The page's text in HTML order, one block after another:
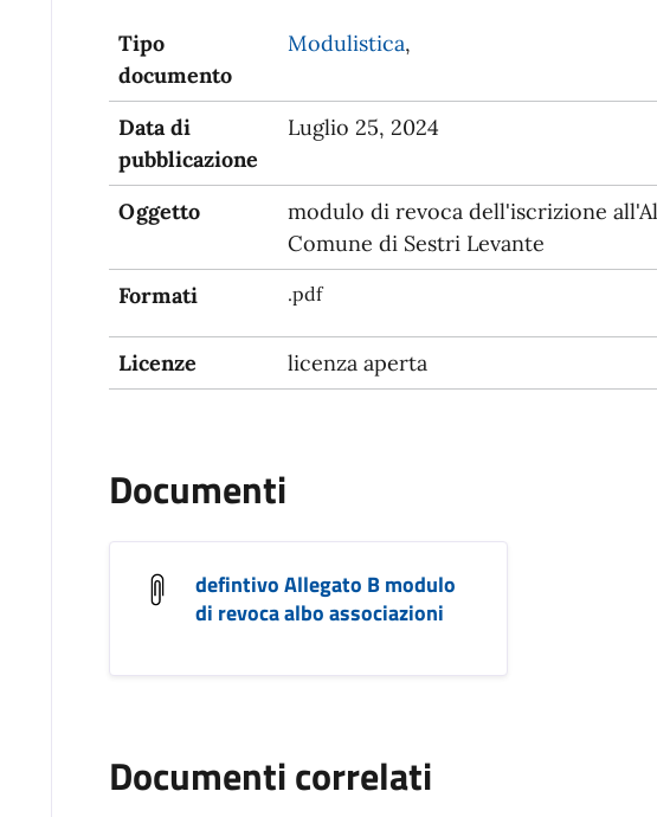
Tipo
documento
Modulistica,
Data di
pubblicazione
Luglio 25, 2024
Oggetto
modulo di revoca dell'iscrizione
Comune di Sestri Levante
Formati
.pdf
Licenze licenza aperta
Documenti
defintivo Allegato B modulo
di revoca albo associazioni
Documenti correlati